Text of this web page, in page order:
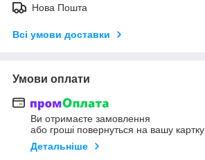
Нова Пошта
Всі умови доставки
Умови оплати
Ви отримаєте замовлення
або гроші повернуться на вашу картку
Детальніше